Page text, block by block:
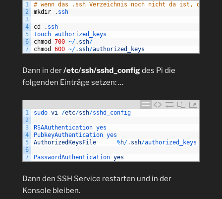
1
2
3
4
5
6
7
# wenn das .ssh Verzeichnis noch nicht da ist, dann
mkdir
. ssh
cd . ssh
touch authorized_keys
chmod
700 ~/. ssh/
chmod
600 ~/. ssh/authorized_keys
Dann in der/etc/ssh/sshd_configdes Pi die
folgenden Einträge setzen: …
1
2
3
4
5
6
7
sudo vi /etc/ssh/sshd_config
RSAAuthentication yes
PubkeyAuthentication yes
AuthorizedKeysFile
%h/. ssh/authorized_keys
PasswordAuthentication yes
Dann den SSH Service restarten und in der
Konsole bleiben.